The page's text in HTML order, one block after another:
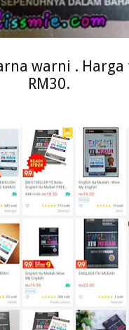
warni .
RM30.